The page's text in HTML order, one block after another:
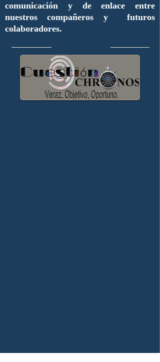
comunicación y de enlace entre
nuestros compañeros y futuros
colaboradores.